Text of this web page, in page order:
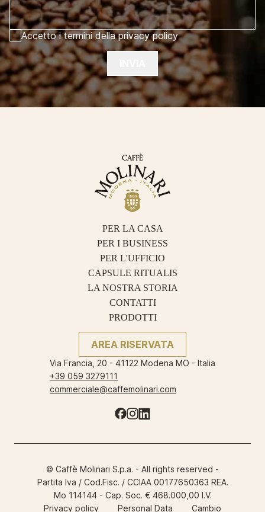
Accetto i termini della privacy policy
PER LA CASA
PER I BUSINESS
PER L'UFFICIO
CAPSULE RITUALIS
LA NOSTRA STORIA
CONTATTI
PRODOTTI
AREA RISERVATA
Via Francia, 20 - 41122 Modena MO - Italia
+39 059 3279111
commerciale@caffemolinari.com
© Caffè Molinari S.p.a. - All rights reserved -
Partita Iva / Cod.Fisc. / CCIAA 00177650363 REA.
Mo 114144 - Cap. Soc. € 468.000,00 I.V.
Privacy policy
Personal Data Cambio